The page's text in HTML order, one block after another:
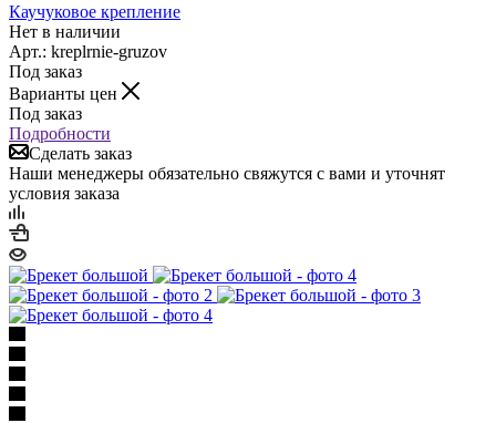
Каучуковое крепление
Нет в наличии
Арт.: kreplrnie-gruzov
Под заказ
Варианты цен
Под заказ
Подробности
Сделать заказ
Наши менеджеры обязательно свяжутся с вами и уточнят
условия заказа